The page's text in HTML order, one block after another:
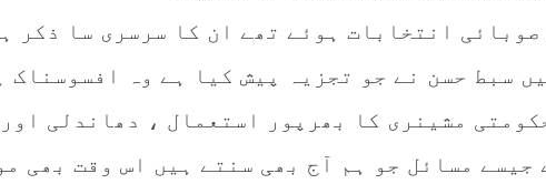
انتخابات ہوئے تھے ان کا سرسری سا ذکر
سبط حسن نے جو تجزیہ پیش کیا ہے وہ افسوسناک
مشینری کا بھرپور استعمال ، دھاندلی اور
جیسے مسائل جو ہم آج بھی سنتے ہیں اس وقت بھی